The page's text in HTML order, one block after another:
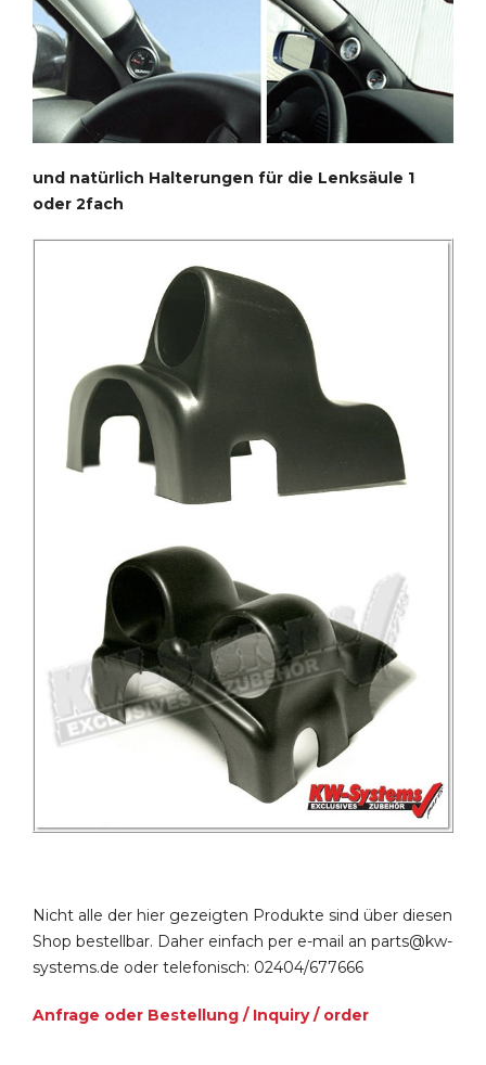
und natürlich Halterungen für die Lenksäule 1
oder 2fach
Nicht alle der hier gezeigten Produkte sind über diesen
Shop bestellbar. Daher einfach per e-mail an parts@kw-
systems.de oder telefonisch: 02404/677666
Anfrage oder Bestellung / Inquiry / order